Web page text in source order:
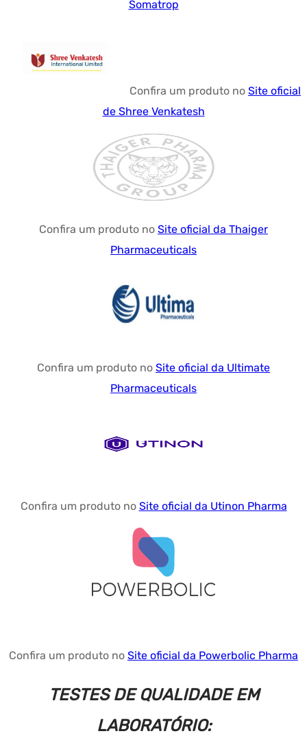
Somatrop
Confira um produto no Site oficial
de Shree Venkatesh
Confira um produto no Site oficial da Thaiger
Pharmaceuticals
Confira um produto no Site oficial da Ultimate
Pharmaceuticals
Confira um produto no Site oficial da Utinon Pharma
Confira um produto no Site oficial da Powerbolic Pharma
TESTES DE QUALIDADE EM
LABORATÓRIO: